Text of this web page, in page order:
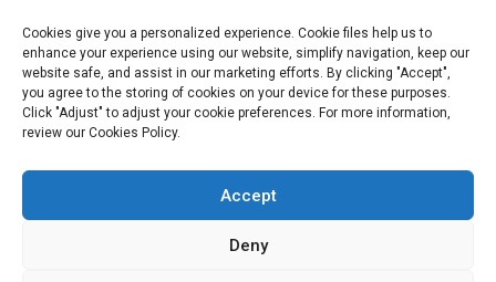
চেংবেই ইন্ডাস্ট্রিয়াল পার্ক, লুওচেং টাউন, হুয়ান কাউন্টি, কোয়ানঝো,
ফুজিয়ান, চীন।
+৮৬-১৮৬৯৮৩৬৮৭১৬
Cookies give you a personalized experience. Cookie files help us to
enhance your experience using our website, simplify navigation, keep our
website safe, and assist in our marketing efforts. By clicking "Accept",
you agree to the storing of cookies on your device for these purposes.
Click "Adjust" to adjust your cookie preferences. For more information,
review our Cookies Policy.
Accept
Deny